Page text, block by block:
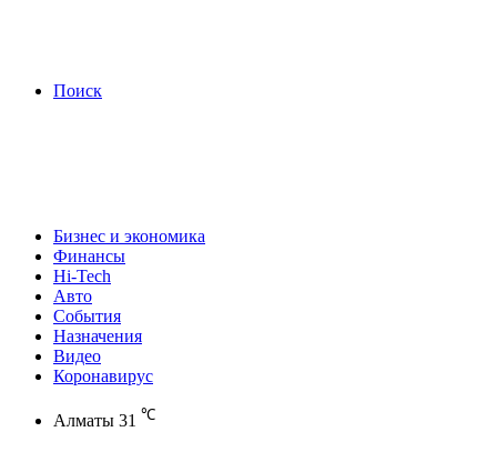
Поиск
Бизнес и экономика
Финансы
Hi-Tech
Авто
События
Назначения
Видео
Коронавирус
Алматы 31 ℃